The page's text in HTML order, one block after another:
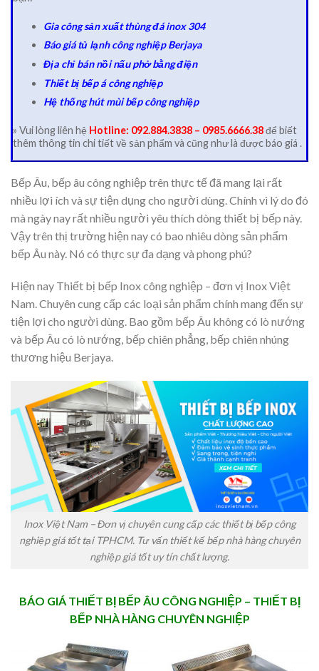
Gia công sản xuất thùng đá inox 304
Báo giá tủ lạnh công nghiệp Berjaya
Địa chỉ bán nồi nấu phở bằng điện
Thiết bị bếp á công nghiệp
Hệ thống hút mùi bếp công nghiệp
» Vui lòng liên hệ Hotline: 092.884.3838 – 0985.6666.38để biết
thêm thông tin chi tiết về sản phẩm và cũng như là được báo giá .
Bếp Âu, bếp âu công nghiệp trên thực tế đã mang lại rất
nhiều lợi ích và sự tiện dụng cho người dùng. Chính vì lý do đó
mà ngày nay rất nhiều người yêu thích dòng thiết bị bếp này.
Vậy trên thị trường hiện nay có bao nhiêu dòng sản phẩm
bếp Âu này. Nó có thực sự đa dạng và phong phú?
Hiện nay Thiết bị bếp Inox công nghiệp – đơn vị Inox Việt
Nam. Chuyên cung cấp các loại sản phẩm chính mang đến sự
tiện lợi cho người dùng. Bao gồm bếp Âu không có lò nướng
và bếp Âu có lò nướng, bếp chiên phẳng, bếp chiên nhúng
thương hiệu Berjaya.
Inox Việt Nam – Đơn vị chuyên cung cấp các thiết bị bếp công
nghiệp giá tốt tại TPHCM. Tư vấn thiết kế bếp nhà hàng chuyên
nghiệp giá tốt uy tín chất lượng.
BÁO GIÁ THIẾT BỊ BẾP ÂU CÔNG NGHIỆP – THIẾT BỊ
BẾP NHÀ HÀNG CHUYÊN NGHIỆP